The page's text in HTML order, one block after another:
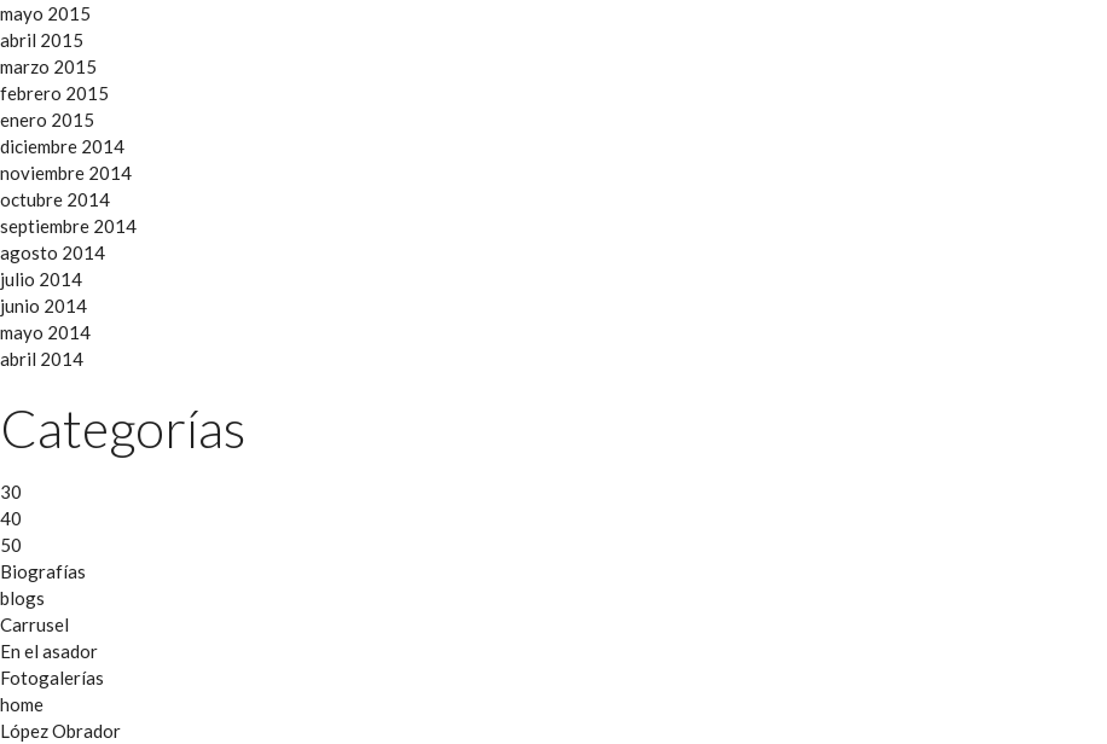
mayo 2015
abril 2015
marzo 2015
febrero 2015
enero 2015
diciembre 2014
noviembre 2014
octubre 2014
septiembre 2014
agosto 2014
julio 2014
junio 2014
mayo 2014
abril 2014
Categorías
30
40
50
Biografías
blogs
Carrusel
En el asador
Fotogalerías
home
López Obrador